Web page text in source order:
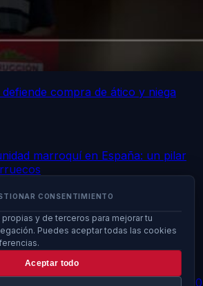
CONSENTIMIENTO
y de terceros para mejorar tu
Puedes aceptar todas las cookies
Aceptar todo
compra de ático y niega
marroquí en España: un pilar
Ceuta aumentan tensiones con
a Marruecos del Mundial 2030